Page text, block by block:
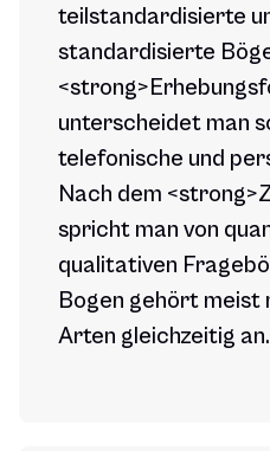
teilstandardisierte
standardisierte
unterscheidet man
telefonische und
Nach dem
spricht man von
qualitativen
Bogen gehört meist
Arten gleichzeitig